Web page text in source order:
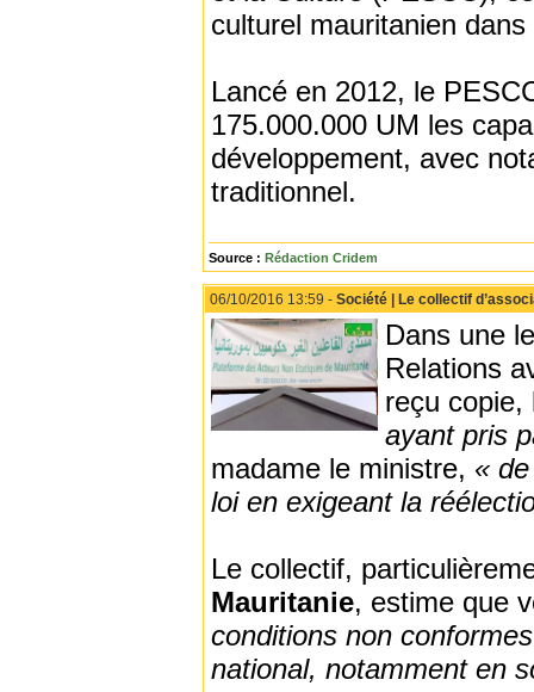
culturel mauritanien
Lancé en 2012, le
175.000.000 UM les
développement, avec
traditionnel.
Source : Rédaction Cridem
06/10/2016 13:59 - Société | Le collectif
Dans une
Relations
reçu copie,
ayant pris
madame le ministre, «
loi en exigeant la
Le collectif,
Mauritanie, estime que
conditions non
national, notamment en